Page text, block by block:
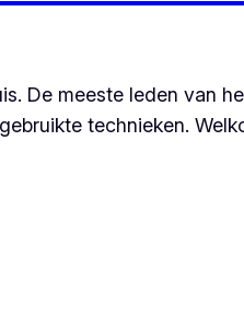
De meeste leden van
technieken.